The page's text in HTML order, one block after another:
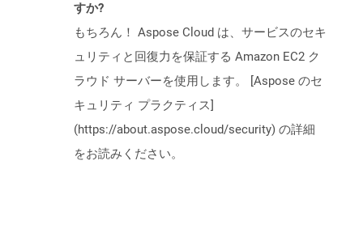
すか?
もちろん！ Aspose Cloud は、サービスのセキ
ュリティと回復力を保証する Amazon EC2 ク
ラウド サーバーを使用します。 [Aspose のセ
キュリティ プラクティス]
(https://about.aspose.cloud/security) の詳細
をお読みください。